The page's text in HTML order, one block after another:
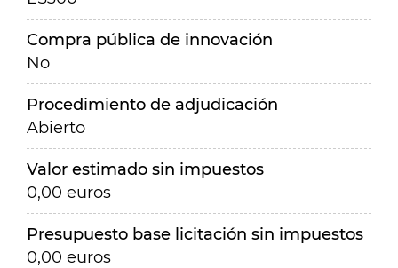
Compra pública de innovación
No
Procedimiento de adjudicación
Abierto
Valor estimado sin impuestos
0,00 euros
Presupuesto base licitación sin impuestos
0,00 euros